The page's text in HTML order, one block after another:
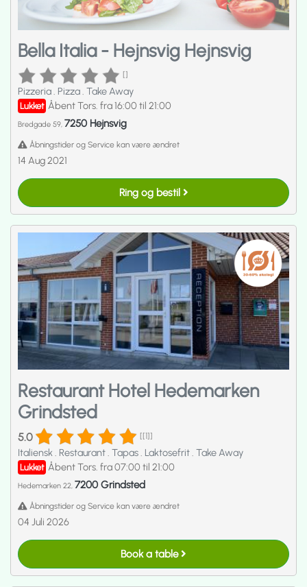
Bella Italia - Hejnsvig Hejnsvig
[]
Pizzeria. Pizza. Take Away
Lukket Åbent Tors. fra 16:00 til 21:00
Bredgade 59, 7250 Hejnsvig
Åbningstider og Service kan være ændret
14 Aug 2021
Ring og bestil
Restaurant Hotel Hedemarken
Grindsted
5.0 [[1]]
Italiensk. Restaurant. Tapas. Laktosefrit. Take Away
Lukket Åbent Tors. fra 07:00 til 21:00
Hedemarken 22, 7200 Grindsted
Åbningstider og Service kan være ændret
04 Juli 2026
Book a table